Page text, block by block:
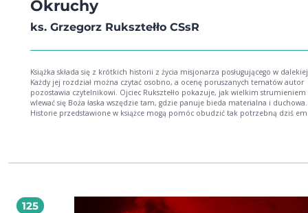
Okruchy
ks. Grzegorz Ruksztełło CSsR
Książka składa się z krótkich historii z życia misjonarza posługującego w
Każdy jej rozdział można czytać osobno, a ocenę poruszanych tematów autor
pozostawia czytelnikowi. Ojciec Ruksztełło pokazuje, jak wielkim
wlewać się Boża łaska wszędzie tam, gdzie panuje bieda materialna i duchowa.
Historie przedstawione w książce mogą pomóc obudzić tak potrzebną dziś
125